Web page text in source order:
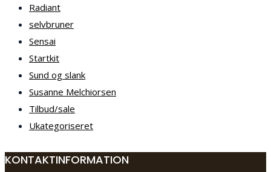
Radiant
selvbruner
Sensai
Startkit
Sund og slank
Susanne Melchiorsen
Tilbud/sale
Ukategoriseret
KONTAKTINFORMATION